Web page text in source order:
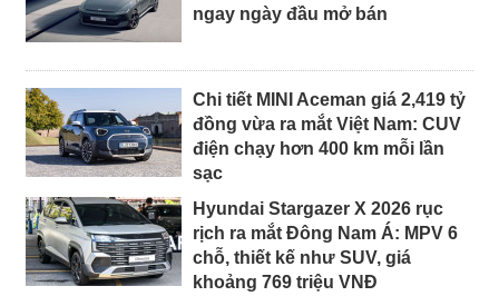
ngay ngày đầu mở bán
Chi tiết MINI Aceman giá 2,419 tỷ
đồng vừa ra mắt Việt Nam: CUV
điện chạy hơn 400 km mỗi lần
sạc
Hyundai Stargazer X 2026 rục
rịch ra mắt Đông Nam Á: MPV 6
chỗ, thiết kế như SUV, giá
khoảng 769 triệu VNĐ